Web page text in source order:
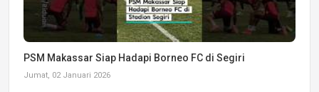
PSM Makassar Siap Hadapi Borneo FC di Segiri
Jumat, 02 Januari 2026